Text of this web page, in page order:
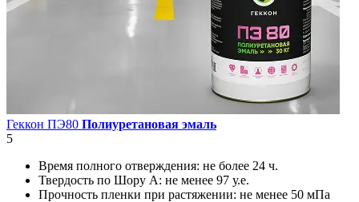
Геккон ПЭ80 Полиуретановая эмаль
5
Время полного отверждения: не более 24 ч.
Твердость по Шору А: не менее 97 у.е.
Прочность пленки при растяжении: не менее 50 мПа